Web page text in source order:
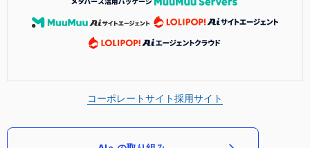
コーポレートサイト採用サイト